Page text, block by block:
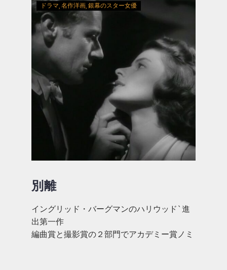
ドラマ 名作洋画 銀幕のスター女優
別離
イングリッド・バーグマンのハリウッド`進
出第一作
編曲賞と撮影賞の２部門でアカデミー賞ノミ